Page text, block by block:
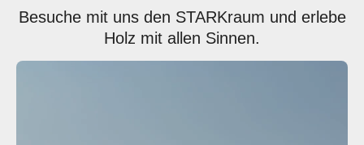
Besuche mit uns den STARKraum und erlebe
Holz mit allen Sinnen.